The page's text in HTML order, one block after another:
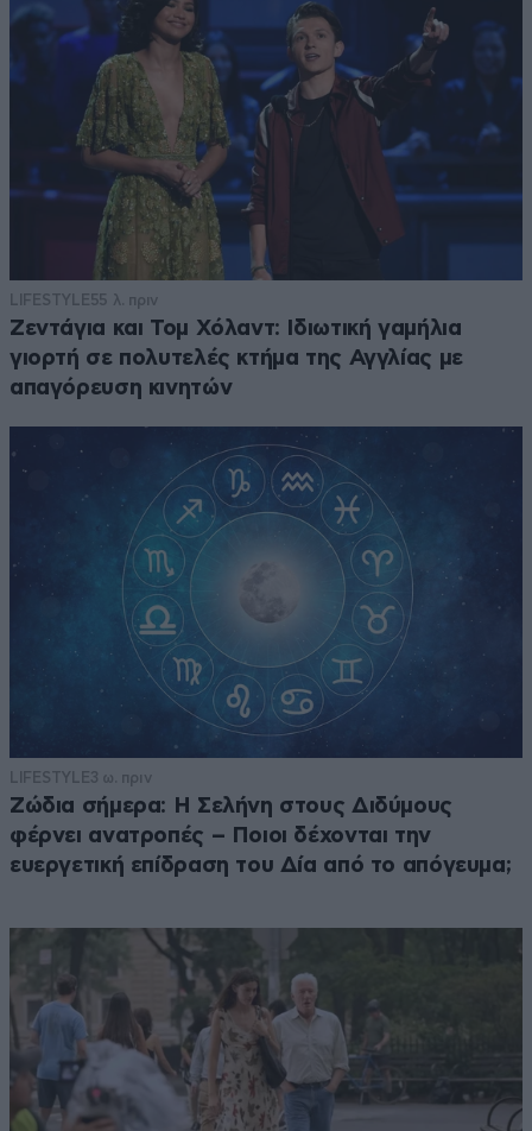
LIFESTYLE55 λ. πριν
Ζεντάγια και Τομ Χόλαντ: Ιδιωτική γαμήλια
γιορτή σε πολυτελές κτήμα της Αγγλίας με
απαγόρευση κινητών
LIFESTYLE3 ω. πριν
Ζώδια σήμερα: Η Σελήνη στους Διδύμους
φέρνει ανατροπές – Ποιοι δέχονται την
ευεργετική επίδραση του Δία από το απόγευμα;